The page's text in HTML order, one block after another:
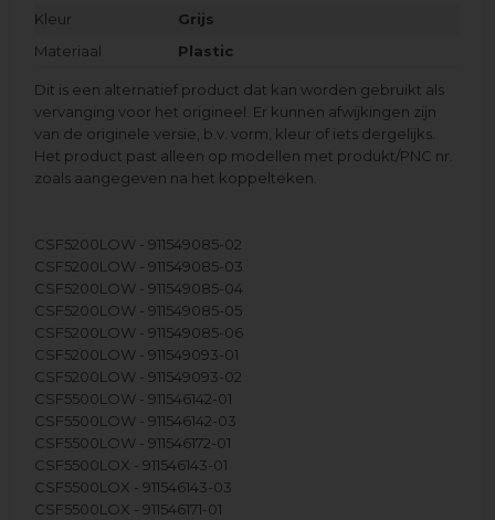
Kleur
Grijs
Materiaal
Plastic
Dit is een alternatief product dat kan worden gebruikt als
vervanging voor het origineel. Er kunnen afwijkingen zijn
van de originele versie, b.v. vorm, kleur of iets dergelijks.
Het product past alleen op modellen met produkt/PNC nr.
zoals aangegeven na het koppelteken.
CSF5200LOW - 911549085-02
CSF5200LOW - 911549085-03
CSF5200LOW - 911549085-04
CSF5200LOW - 911549085-05
CSF5200LOW - 911549085-06
CSF5200LOW - 911549093-01
CSF5200LOW - 911549093-02
CSF5500LOW - 911546142-01
CSF5500LOW - 911546142-03
CSF5500LOW - 911546172-01
CSF5500LOX - 911546143-01
CSF5500LOX - 911546143-03
CSF5500LOX - 911546171-01